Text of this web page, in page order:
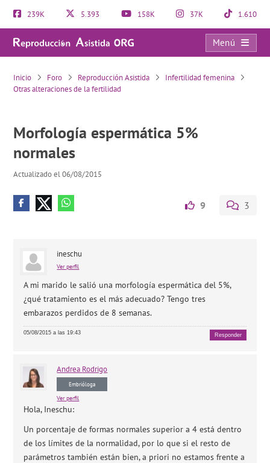
239K 5.393 158K 37K 1.610
Menú
Morfología espermática 5% normales
Inicio Foro Reproducción Asistida
Infertilidad femenina
Otras alteraciones de la fertilidad
Morfología espermática 5%
normales
Actualizado el 06/08/2015
9 3
ineschu
Ver perfil
A mi marido le salió una morfología espermática del 5%,
¿qué tratamiento es el más adecuado? Tengo tres
embarazos perdidos de 8 semanas.
05/08/2015 a las 19:43 Responder
Andrea Rodrigo
Embrióloga
Ver perfil
Hola, Ineschu:
Un porcentaje de formas normales superior a 4 está dentro
de los límites de la normalidad, por lo que si el resto de
parámetros también están bien, a priori no estamos frente a